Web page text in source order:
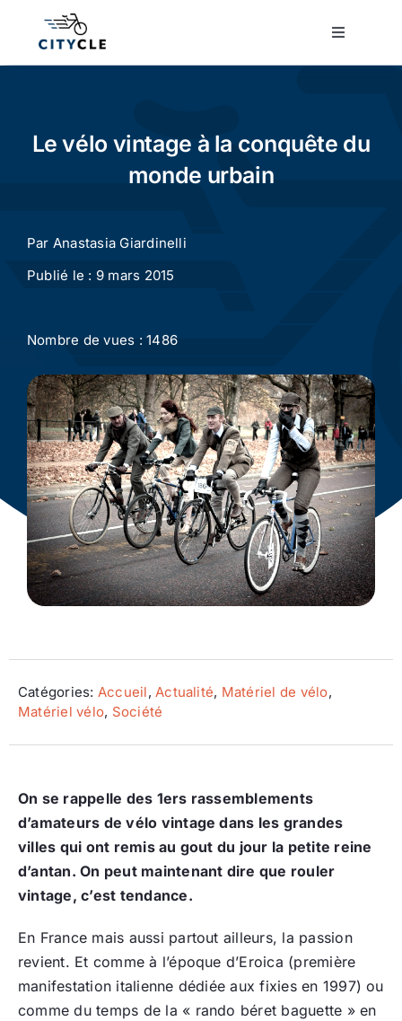
Toggle
Cyclisme urbain
Actualité
Ecologie
Le vélo vintage à la conquête du
monde urbain
Par Anastasia Giardinelli
Publié le : 9 mars 2015
Nombre de vues : 1486
Catégories: Accueil,Actualité, Matériel de vélo,
Matériel vélo, Société
On se rappelle des 1ers rassemblements
d’amateurs de vélo vintage dans les grandes
villes qui ont remis au gout du jour la petite reine
d’antan. On peut maintenant dire que rouler
vintage, c’est tendance.
En France mais aussi partout ailleurs, la passion
revient. Et comme à l’époque d’Eroica (première
manifestation italienne dédiée aux fixies en 1997) ou
comme du temps de la « rando béret baguette » en